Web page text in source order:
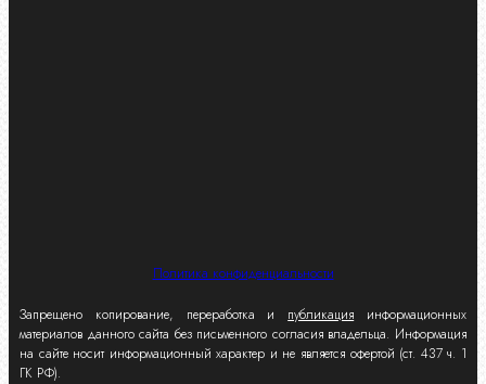
Политика конфиденциальности
Запрещено копирование, переработка и публикация информационных
материалов данного сайта без письменного согласия владельца. Информация
на сайте носит информационный характер и не является офертой (ст. 437 ч. 1
ГК РФ).